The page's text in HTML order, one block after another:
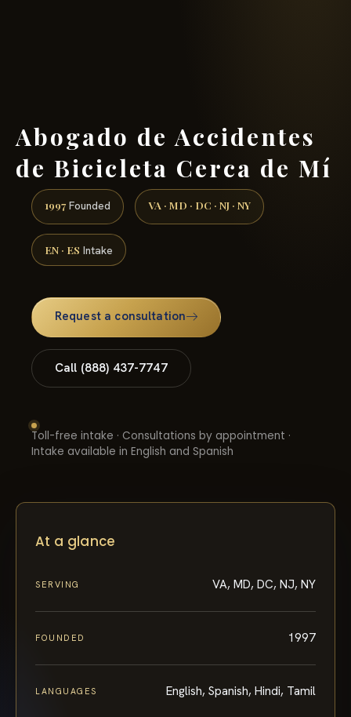
Abogado de Accidentes
de Bicicleta Cerca de Mí
1997 Founded VA · MD · DC · NJ · NY
EN · ES Intake
Request a consultation
Call (888) 437-7747
Toll-free intake · Consultations by appointment ·
Intake available in English and Spanish
At a glance
SERVING VA, MD, DC, NJ, NY
FOUNDED 1997
LANGUAGES English, Spanish, Hindi, Tamil